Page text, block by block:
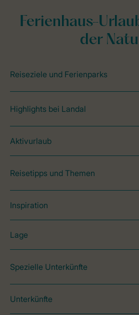
Ferienhaus-
der
Reiseziele und Ferienparks
Highlights bei Landal
Aktivurlaub
Reisetipps und Themen
Inspiration
Lage
Spezielle Unterkünfte
Unterkünfte